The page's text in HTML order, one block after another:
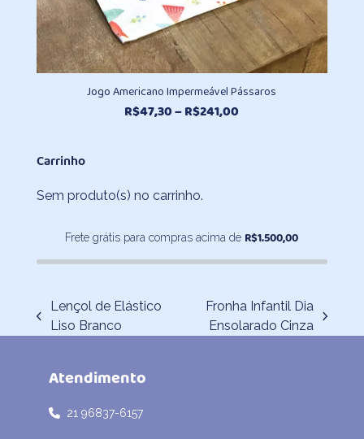
Jogo Americano Impermeável Pássaros
R$47,30–R$241,00
Carrinho
Sem produto(s) no carrinho.
Frete grátis para compras acima de R$1.500,00
previous
Lençol de Elástico
Liso Branco
Fronha Infantil Dia
Ensolarado Cinza
Atendimento
21 96837-6157